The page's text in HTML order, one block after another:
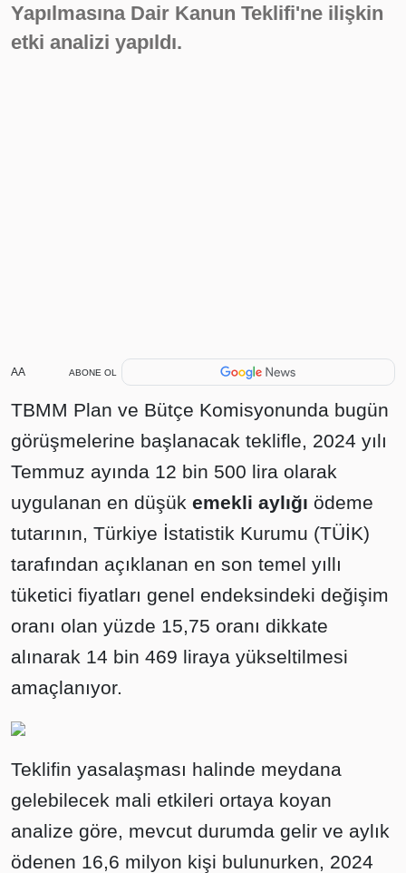
Yapılmasına Dair Kanun Teklifi'ne ilişkin
etki analizi yapıldı.
AA ABONE OL
TBMM Plan ve Bütçe Komisyonunda bugün
görüşmelerine başlanacak teklifle, 2024 yılı
Temmuz ayında 12 bin 500 lira olarak
uygulanan en düşük emekli aylığı ödeme
tutarının, Türkiye İstatistik Kurumu (TÜİK)
tarafından açıklanan en son temel yıllı
tüketici fiyatları genel endeksindeki değişim
oranı olan yüzde 15,75 oranı dikkate
alınarak 14 bin 469 liraya yükseltilmesi
amaçlanıyor.
Teklifin yasalaşması halinde meydana
gelebilecek mali etkileri ortaya koyan
analize göre, mevcut durumda gelir ve aylık
ödenen 16,6 milyon kişi bulunurken, 2024